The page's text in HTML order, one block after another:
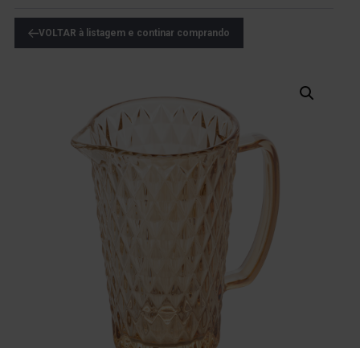
VOLTAR à listagem e continar comprando